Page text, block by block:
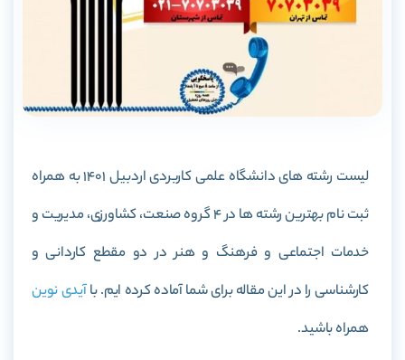
لیست رشته های دانشگاه علمی کاربردی اردبیل 1401 به همراه
ثبت نام بهترین رشته ها در 4 گروه صنعت، کشاورزی، مدیریت و
خدمات اجتماعی و فرهنگ و هنر در دو مقطع کاردانی و
کارشناسی را در این مقاله برای شما آماده کرده ایم. باآیدی نوین
همراه باشید.